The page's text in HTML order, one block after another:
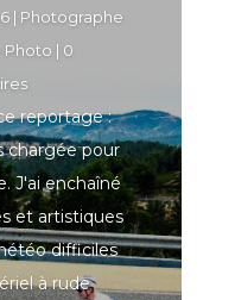
| Photographe
Photo | 0
reportage :
chargée pour
J'ai enchaîné
et artistiques
difficiles
à rude